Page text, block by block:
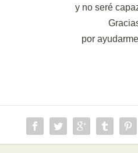
y no seré
por